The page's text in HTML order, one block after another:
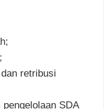
retribusi
SDA